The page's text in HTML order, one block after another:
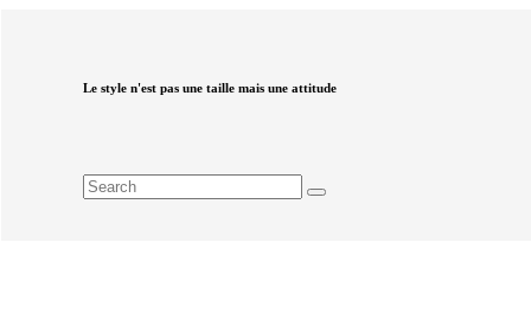
Le style n'est pas une taille mais une attitude